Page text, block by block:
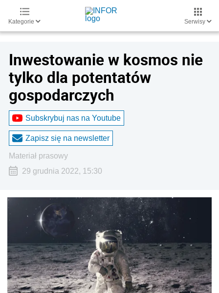
Kategorie Serwisy
Inwestowanie w kosmos nie
tylko dla potentatów
gospodarczych
Subskrybuj nas na Youtube
Zapisz się na newsletter
materiał prasowy
29 grudnia 2022, 15:30